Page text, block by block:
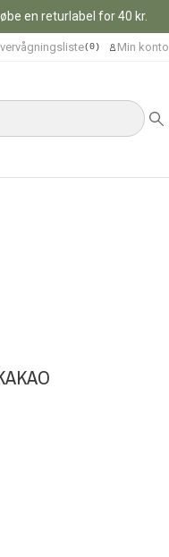
en returlabel for 40 kr.
0 Min konto